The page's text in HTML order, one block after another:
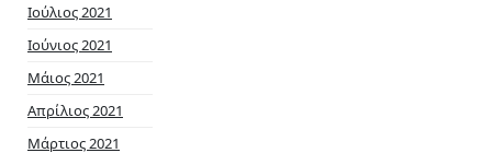
Ιούλιος 2021
Ιούνιος 2021
Μάιος 2021
Απρίλιος 2021
Μάρτιος 2021